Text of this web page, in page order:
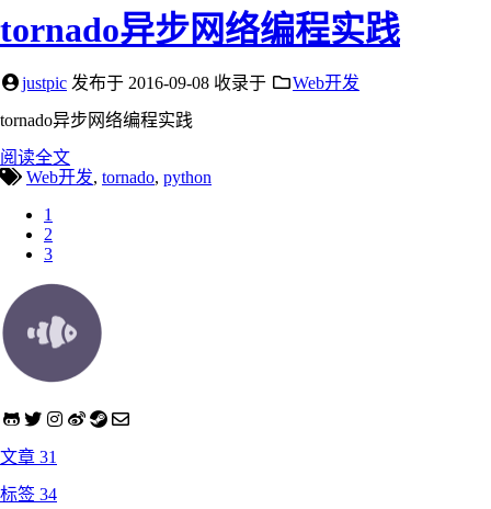
tornado异步网络编程实践
justpic 发布于 2016-09-08 收录于
Web开发
tornado异步网络编程实践
阅读全文
Web开发, tornado, python
1
2
3
文章 31
标签 34